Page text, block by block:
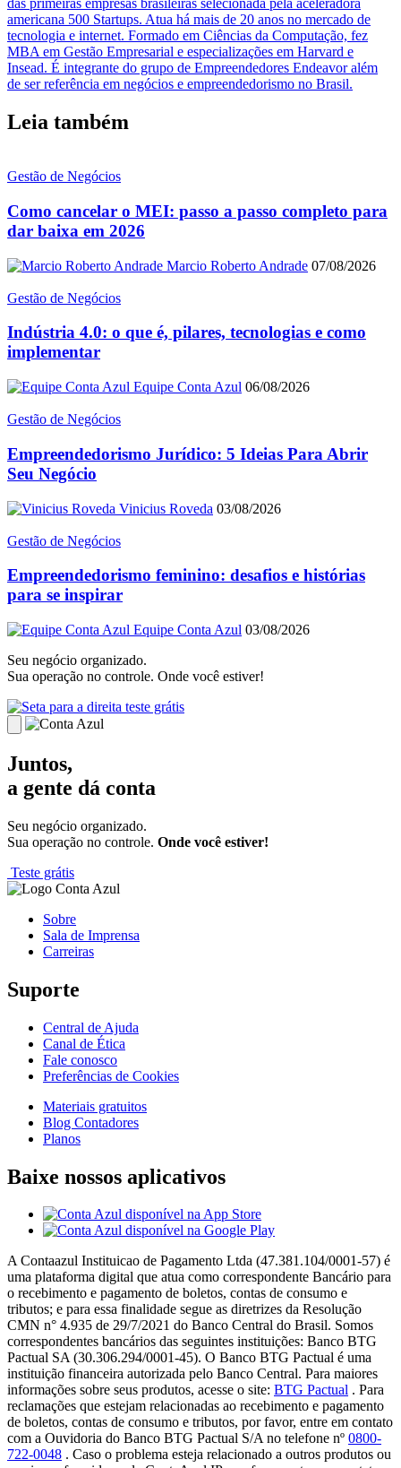
das primeiras empresas brasileiras selecionada pela aceleradora
americana 500 Startups. Atua há mais de 20 anos no mercado de
tecnologia e internet. Formado em Ciências da Computação, fez
MBA em Gestão Empresarial e especializações em Harvard e
Insead. É integrante do grupo de Empreendedores Endeavor além
de ser referência em negócios e empreendedorismo no Brasil.
Leia também
Gestão de Negócios
Como cancelar o MEI: passo a passo completo para
dar baixa em 2026
Marcio Roberto Andrade 07/08/2026
Gestão de Negócios
Indústria 4.0: o que é, pilares, tecnologias e como
implementar
Equipe Conta Azul 06/08/2026
Gestão de Negócios
Empreendedorismo Jurídico: 5 Ideias Para Abrir
Seu Negócio
Vinicius Roveda 03/08/2026
Gestão de Negócios
Empreendedorismo feminino: desafios e histórias
para se inspirar
Equipe Conta Azul 03/08/2026
Seu negócio organizado.
Sua operação no controle. Onde você estiver!
teste grátis
Juntos,
a gente dá conta
Seu negócio organizado.
Sua operação no controle. Onde você estiver!
Teste grátis
Sobre
Sala de Imprensa
Carreiras
Suporte
Central de Ajuda
Canal de Ética
Fale conosco
Preferências de Cookies
Materiais gratuitos
Blog Contadores
Planos
Baixe nossos aplicativos
A Contaazul Instituicao de Pagamento Ltda (47.381.104/0001-57) é
uma plataforma digital que atua como correspondente Bancário para
o recebimento e pagamento de boletos, contas de consumo e
tributos; e para essa finalidade segue as diretrizes da Resolução
CMN n° 4.935 de 29/7/2021 do Banco Central do Brasil. Somos
correspondentes bancários das seguintes instituições: Banco BTG
Pactual SA (30.306.294/0001-45). O Banco BTG Pactual é uma
instituição financeira autorizada pelo Banco Central. Para maiores
informações sobre seus produtos, acesse o site: BTG Pactual . Para
reclamações que estejam relacionadas ao recebimento e pagamento
de boletos, contas de consumo e tributos, por favor, entre em contato
com a Ouvidoria do Banco BTG Pactual S/A no telefone nº 0800-
722-0048 . Caso o problema esteja relacionado a outros produtos ou